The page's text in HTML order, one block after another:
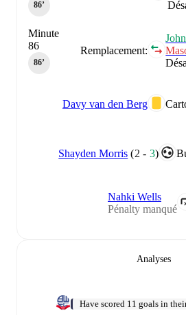
86‎’‎
Remplacement:
Minute
86
86‎’‎
Davy van den Berg
Shayden Morris (2 - 3)
Nahki Wells
Pénalty manqué
Analyses
Have scored 11 goals in